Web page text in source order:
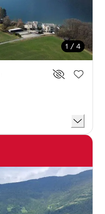
1 / 4